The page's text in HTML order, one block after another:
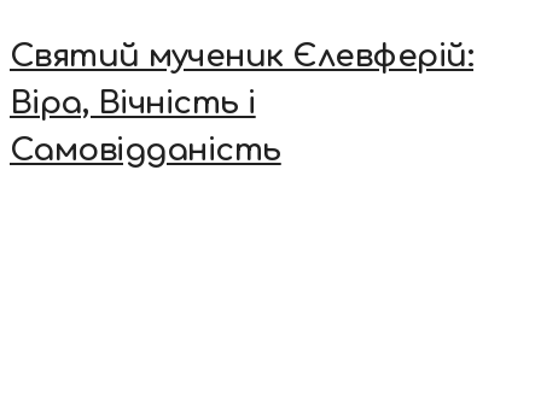
Святий мученик Єлевферій:
Віра, Вічність і
Самовідданість